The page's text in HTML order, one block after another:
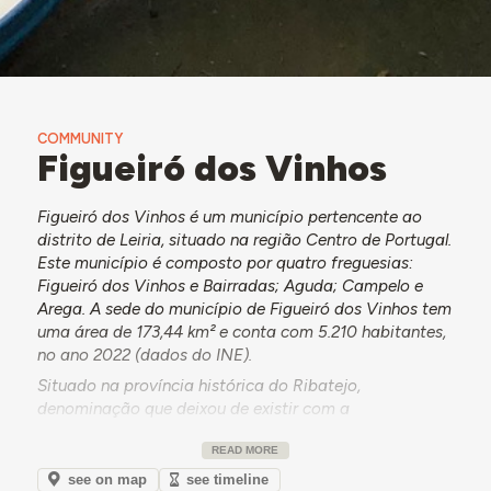
COMMUNITY
Figueiró dos Vinhos
Figueiró dos Vinhos é um município pertencente ao
distrito de Leiria, situado na região Centro de Portugal.
Este município é composto por quatro freguesias:
Figueiró dos Vinhos e Bairradas; Aguda; Campelo e
Arega. A sede do município de Figueiró dos Vinhos tem
uma área de 173,44 km² e conta com 5.210 habitantes,
no ano 2022 (dados do INE).
Situado na província histórica do Ribatejo,
denominação que deixou de existir com a
Abril de 1974, o concelho de Figueiró dos Vinhos situa-
se em uma zona de transição característica daquela
READ MORE
see on map see timeline